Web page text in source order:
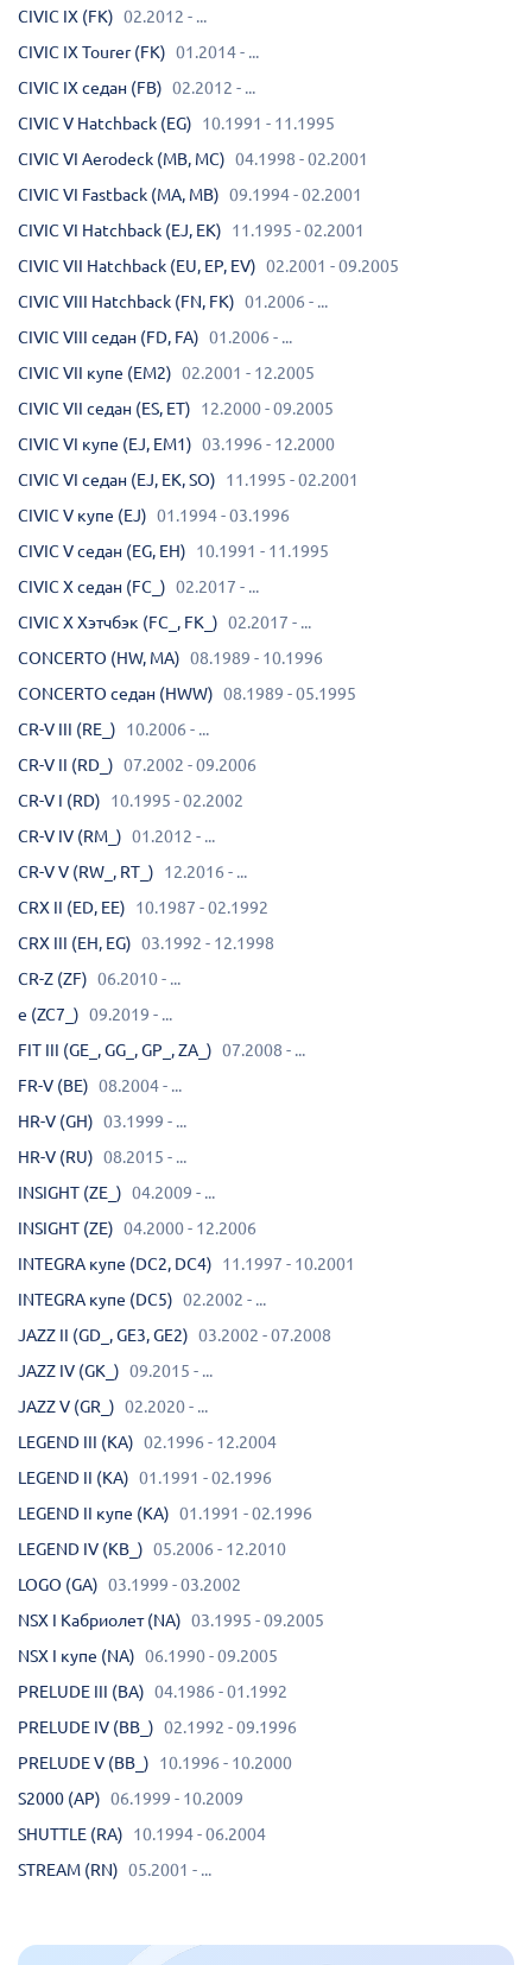
CIVIC IX (FK) 02.2012 - ...
CIVIC IX Tourer (FK) 01.2014 - ...
CIVIC IX седан (FB) 02.2012 - ...
CIVIC V Hatchback (EG)
10.1991 - 11.1995
CIVIC VI Aerodeck (MB, MC) 04.1998 - 02.2001
CIVIC VI Fastback (MA, MB) 09.1994 - 02.2001
CIVIC VI Hatchback (EJ, EK)
11.1995 - 02.2001
CIVIC VII Hatchback (EU, EP, EV) 02.2001 - 09.2005
CIVIC VIII Hatchback (FN, FK) 01.2006 - ...
CIVIC VIII седан (FD, FA) 01.2006 - ...
CIVIC VII купе (EM2) 02.2001 - 12.2005
CIVIC VII седан (ES, ET)
12.2000 - 09.2005
CIVIC VI купе (EJ, EM1) 03.1996 - 12.2000
CIVIC VI седан (EJ, EK, SO)
11.1995 - 02.2001
CIVIC V купе (EJ) 01.1994 - 03.1996
CIVIC V седан (EG, EH)
10.1991 - 11.1995
CIVIC X седан (FC_) 02.2017 - ...
CIVIC X Хэтчбэк (FC_, FK_) 02.2017 - ...
CONCERTO (HW, MA) 08.1989 - 10.1996
CONCERTO седан (HWW) 08.1989 - 05.1995
CR-V III (RE_)
10.2006 - ...
CR-V II (RD_) 07.2002 - 09.2006
CR-V I (RD)
10.1995 - 02.2002
CR-V IV (RM_) 01.2012 - ...
CR-V V (RW_, RT_)
12.2016 - ...
CRX II (ED, EE)
10.1987 - 02.1992
CRX III (EH, EG) 03.1992 - 12.1998
CR-Z (ZF) 06.2010 - ...
e (ZC7_) 09.2019 - ...
FIT III (GE_, GG_, GP_, ZA_) 07.2008 - ...
FR-V (BE) 08.2004 - ...
HR-V (GH) 03.1999 - ...
HR-V (RU) 08.2015 - ...
INSIGHT (ZE_) 04.2009 - ...
INSIGHT (ZE) 04.2000 - 12.2006
INTEGRA купе (DC2, DC4)
11.1997 - 10.2001
INTEGRA купе (DC5) 02.2002 - ...
JAZZ II (GD_, GE3, GE2) 03.2002 - 07.2008
JAZZ IV (GK_) 09.2015 - ...
JAZZ V (GR_) 02.2020 - ...
LEGEND III (KA) 02.1996 - 12.2004
LEGEND II (KA) 01.1991 - 02.1996
LEGEND II купе (KA) 01.1991 - 02.1996
LEGEND IV (KB_) 05.2006 - 12.2010
LOGO (GA) 03.1999 - 03.2002
NSX I Кабриолет (NA) 03.1995 - 09.2005
NSX I купе (NA) 06.1990 - 09.2005
PRELUDE III (BA) 04.1986 - 01.1992
PRELUDE IV (BB_) 02.1992 - 09.1996
PRELUDE V (BB_)
10.1996 - 10.2000
S2000 (AP) 06.1999 - 10.2009
SHUTTLE (RA)
10.1994 - 06.2004
STREAM (RN) 05.2001 - ...